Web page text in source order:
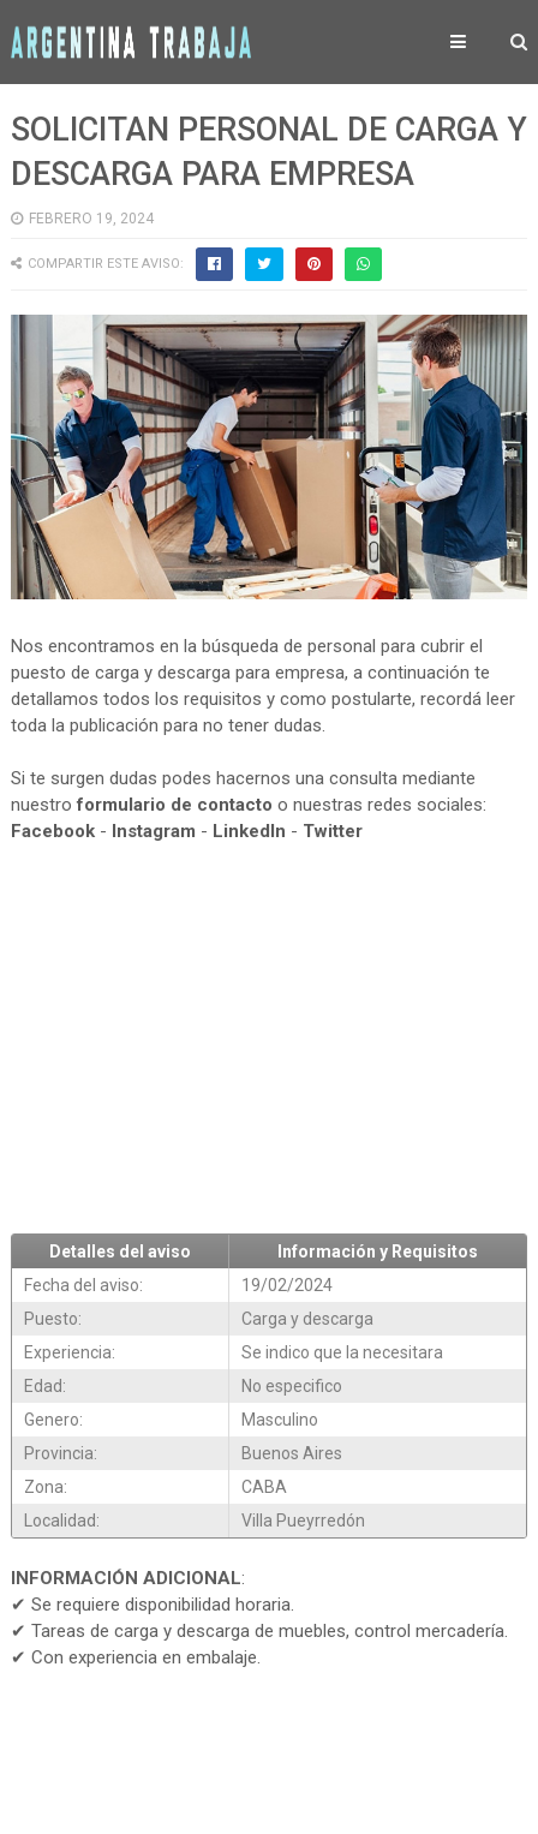
SOLICITAN PERSONAL DE CARGA Y
DESCARGA PARA EMPRESA
FEBRERO 19, 2024
COMPARTIR ESTE AVISO:
Nos encontramos en la búsqueda de personal para cubrir el
puesto de carga y descarga para empresa, a continuación te
detallamos todos los requisitos y como postularte, recordá leer
toda la publicación para no tener dudas.
Si te surgen dudas podes hacernos una consulta mediante
nuestroformulario de contacto o nuestras redes sociales:
Facebook- Instagram - LinkedIn - Twitter
Detalles del aviso
Información y Requisitos
Fecha del aviso:
19/02/2024
Puesto:
Carga y descarga
Experiencia:
Se indico que la necesitara
Edad:
No especifico
Genero:
Masculino
Provincia:
Buenos Aires
Zona:
CABA
Localidad:
Villa Pueyrredón
INFORMACIÓN ADICIONAL:
✔ Se requiere disponibilidad horaria.
✔ Tareas de carga y descarga de muebles, control mercadería.
✔ Con experiencia en embalaje.